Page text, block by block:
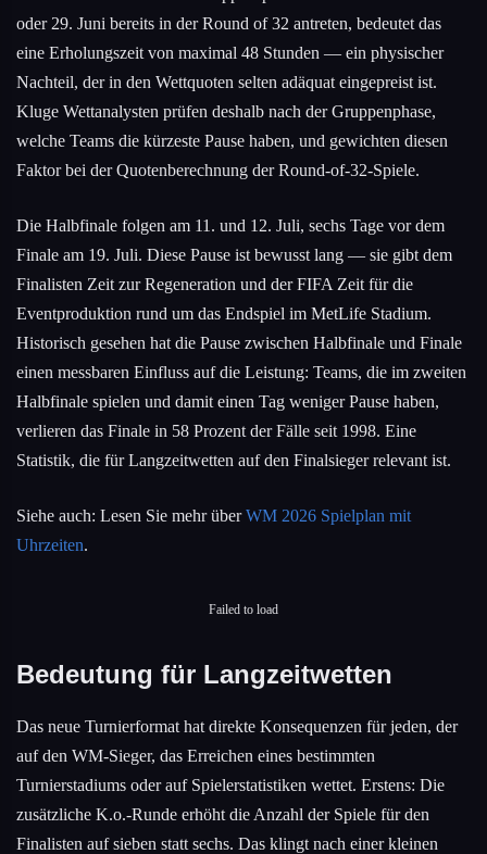
oder 29. Juni bereits in der Round of 32 antreten, bedeutet das
eine Erholungszeit von maximal 48 Stunden — ein physischer
Nachteil, der in den Wettquoten selten adäquat eingepreist ist.
Kluge Wettanalysten prüfen deshalb nach der Gruppenphase,
welche Teams die kürzeste Pause haben, und gewichten diesen
Faktor bei der Quotenberechnung der Round-of-32-Spiele.
Die Halbfinale folgen am 11. und 12. Juli, sechs Tage vor dem
Finale am 19. Juli. Diese Pause ist bewusst lang — sie gibt dem
Finalisten Zeit zur Regeneration und der FIFA Zeit für die
Eventproduktion rund um das Endspiel im MetLife Stadium.
Historisch gesehen hat die Pause zwischen Halbfinale und Finale
einen messbaren Einfluss auf die Leistung: Teams, die im zweiten
Halbfinale spielen und damit einen Tag weniger Pause haben,
verlieren das Finale in 58 Prozent der Fälle seit 1998. Eine
Statistik, die für Langzeitwetten auf den Finalsieger relevant ist.
Siehe auch: Lesen Sie mehr überWM 2026 Spielplan mit
Uhrzeiten.
Failed to load
Bedeutung für Langzeitwetten
Das neue Turnierformat hat direkte Konsequenzen für jeden, der
auf den WM-Sieger, das Erreichen eines bestimmten
Turnierstadiums oder auf Spielerstatistiken wettet. Erstens: Die
zusätzliche K.o.-Runde erhöht die Anzahl der Spiele für den
Finalisten auf sieben statt sechs. Das klingt nach einer kleinen